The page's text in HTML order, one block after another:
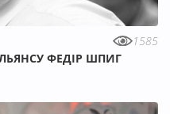
1585
ФЕДІР ШПИГ